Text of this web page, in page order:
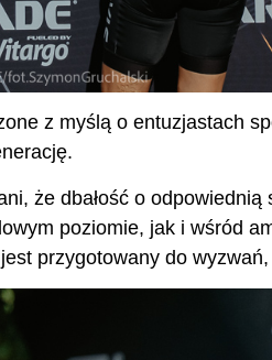
z myślą o entuzjastach
że dbałość o
poziomie, jak i wśród
przygotowany do